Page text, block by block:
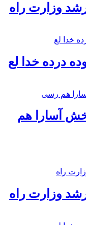
وزارت راه
درده خدا لع
آسارا هم
وزارت راه